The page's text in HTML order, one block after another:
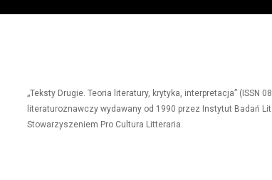
„Teksty Drugie. Teoria literatury, krytyka, interpretacja” (ISSN
literaturoznawczy wydawany od 1990 przez Instytut Badań
Stowarzyszeniem Pro Cultura Litteraria.